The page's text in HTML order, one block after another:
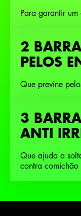
Para garantir um
2
PELOS
Que previne
3 BARRA
ANTI
Que ajuda a
contra